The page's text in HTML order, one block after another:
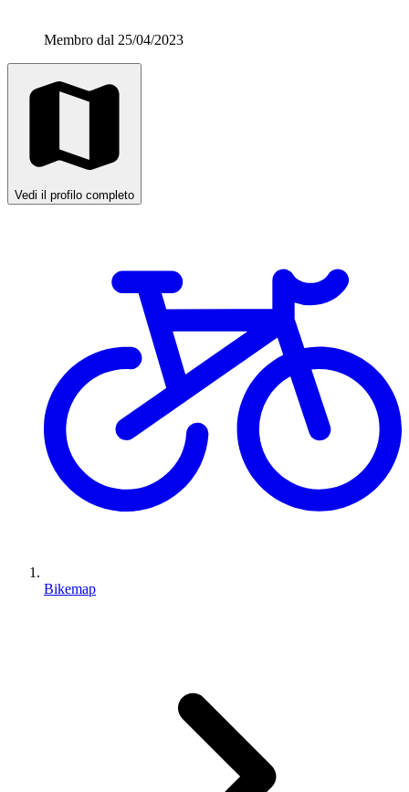
Membro dal 25/04/2023
Vedi il profilo completo
Bikemap